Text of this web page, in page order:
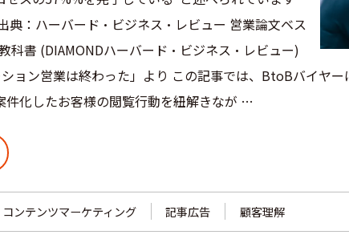
典：ハーバード・ビジネス・レビュー 営業論文ベス
科書 (DIAMONDハーバード・ビジネス・レビュー)
ョン営業は終わった」より この記事では、BtoBバイヤ
件化したお客様の閲覧行動を紐解きなが …
コンテンツマーケティング 記事広告 顧客理解